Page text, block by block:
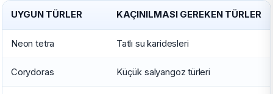
UYGUN TÜRLER KAÇINILMASI GEREKEN TÜRLER
Neon tetra Tatlı su karidesleri
Corydoras Küçük salyangoz türleri